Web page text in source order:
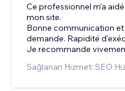
Ce professionnel m'a
mon site.
Bonne communication
demande. Rapidité
Je recommande
Sağlanan Hizmet: SEO